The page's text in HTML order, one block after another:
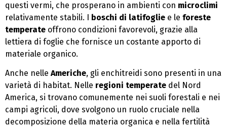
questi vermi, che prosperano in ambienti con microclimi
relativamente stabili. I boschi di latifoglie e le foreste
temperate offrono condizioni favorevoli, grazie alla
lettiera di foglie che fornisce un costante apporto di
materiale organico.
Anche nelle Americhe, gli enchitreidi sono presenti in una
varietà di habitat. Nelle regioni temperate del Nord
America, si trovano comunemente nei suoli forestali e nei
campi agricoli, dove svolgono un ruolo cruciale nella
decomposizione della materia organica e nella fertilità